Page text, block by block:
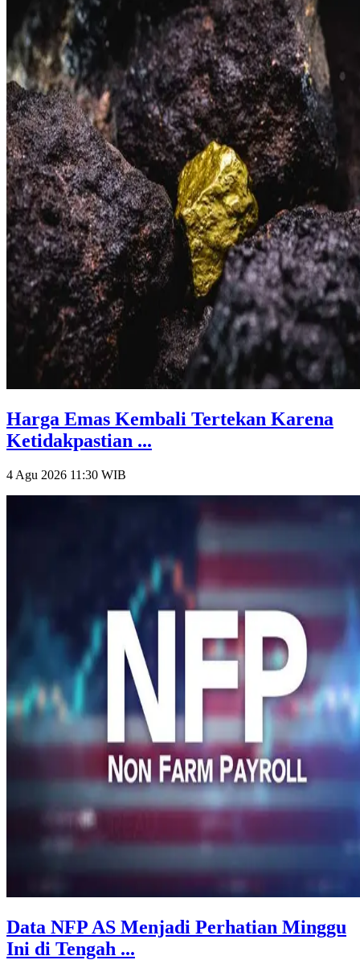
Harga Emas Kembali Tertekan Karena
Ketidakpastian ...
4 Agu 2026 11:30 WIB
Data NFP AS Menjadi Perhatian Minggu
Ini di Tengah ...